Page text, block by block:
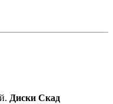
Диски Скад